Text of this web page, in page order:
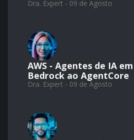
Dra. Expert - 09 de Agosto
AWS - Agentes de IA
Bedrock ao AgentCore
Dra. Expert - 09 de Agosto